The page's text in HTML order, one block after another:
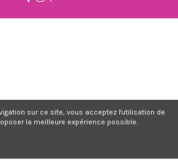
sur ce site, vous acceptez l'utilisation de
la meilleure expérience possible.